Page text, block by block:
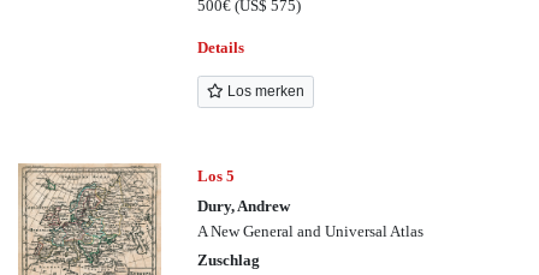
500€(US$ 575)
Details
Los merken
Los 5
Dury, Andrew
A New General and Universal Atlas
Zuschlag